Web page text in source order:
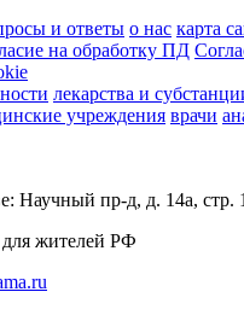
и ответы о нас карта
на обработку ПД
лекарства и
учреждения врачи
Научный пр-д, д. 14а, стр. 1
для жителей РФ